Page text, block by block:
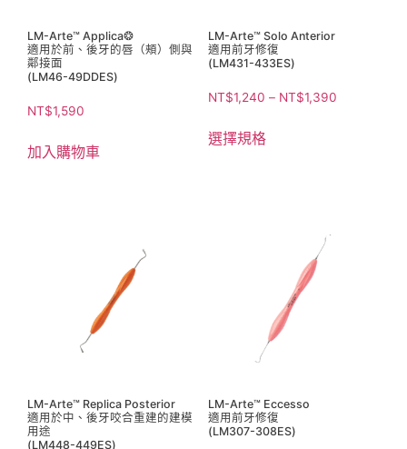
LM-Arte™ Applica❂
適用於前、後牙的唇（頰）側與
鄰接面
(LM46-49DDES)
NT$1,590
加入購物車
LM-Arte™ Solo Anterior
適用前牙修復
(LM431-433ES)
NT$1,240 – NT$1,390
選擇規格
LM-Arte™ Replica Posterior
適用於中、後牙咬合重建的建模
用途
(LM448-449ES)
LM-Arte™ Eccesso
適用前牙修復
(LM307-308ES)